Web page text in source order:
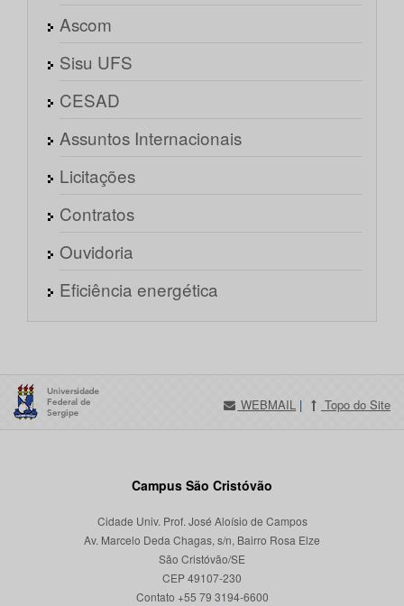
Ascom
Sisu UFS
CESAD
Assuntos Internacionais
Licitações
Contratos
Ouvidoria
Eficiência energética
WEBMAIL | Topo do Site
Campus São Cristóvão
Cidade Univ. Prof. José Aloísio de Campos
Av. Marcelo Deda Chagas, s/n, Bairro Rosa Elze
São Cristóvão/SE
CEP 49107-230